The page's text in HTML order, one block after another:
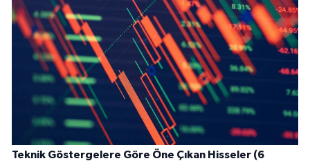
Teknik Göstergelere Göre Öne Çıkan Hisseler (6